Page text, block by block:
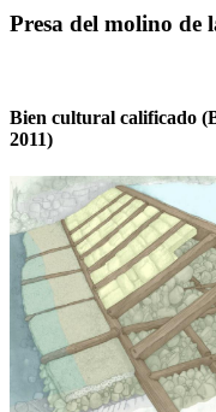
Presa del molino de
Bien cultural calificado
2011)